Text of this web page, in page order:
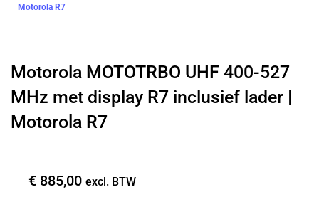
Motorola R7
Motorola MOTOTRBO UHF 400-527
MHz met display R7 inclusief lader |
Motorola R7
€ 885,00 excl. BTW